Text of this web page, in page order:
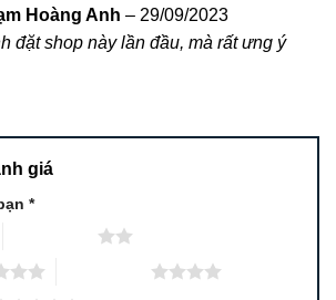
xếp
Hoàng Anh – 29/09/2023
đặt shop này lần đầu, mà rất ưng ý
giá
*